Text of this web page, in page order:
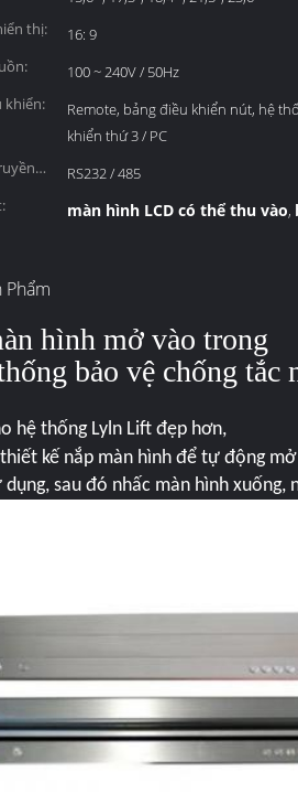
thị:
16: 9
100 ~ 240V / 50Hz
khiển:
Remote, bảng điều khiển nút, hệ
khiển thứ 3 / PC
RS232 / 485
màn hình LCD có thể thu vào,
Phẩm
hình mở vào trong
bảo vệ chống tắc
hệ thống Lyln Lift đẹp hơn,
kế nắp màn hình để tự động
dụng, sau đó nhấc màn hình